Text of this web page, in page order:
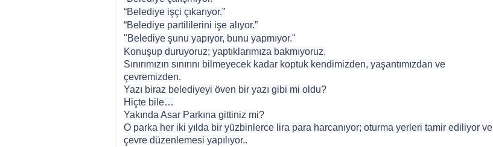
“Belediye işçi çıkarıyor.”
“Belediye partililerini işe alıyor.”
"Belediye şunu yapıyor, bunu yapmıyor."
Konuşup duruyoruz; yaptıklarımıza bakmıyoruz.
Sınırımızın sınırını bilmeyecek kadar koptuk kendimizden, yaşantımızdan ve
çevremizden.
Yazı biraz belediyeyi öven bir yazı gibi mi oldu?
Hiçte bile…
Yakında Asar Parkına gittiniz mi?
O parka her iki yılda bir yüzbinlerce lira para harcanıyor; oturma yerleri tamir ediliyor ve
çevre düzenlemesi yapılıyor..